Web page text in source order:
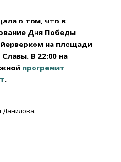
о том, что в
Дня Победы
на площади
В 22:00 на
прогремит
.
Данилова.